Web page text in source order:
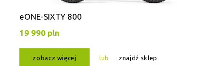
eONE-SIXTY 800
19 990 pln
zobacz więcej lub znajdź sklep